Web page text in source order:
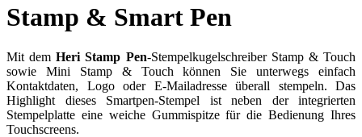
Stamp & Smart Pen
Mit demHeri Stamp Pen-Stempelkugelschreiber Stamp & Touch
sowie Mini Stamp & Touch können Sie un­ter­wegs einfach
Kontaktdaten, Logo oder E-Mailadresse überall stempeln. Das
Highlight dieses Smartpen-Stempel ist neben der integrierten
Stempelplatte eine weiche Gummispitze für die Bedienung Ihres
Touchscreens.